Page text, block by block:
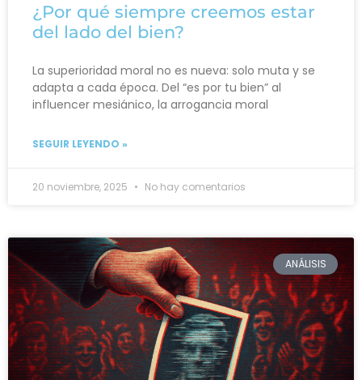
¿Por qué siempre creemos estar
del lado del bien?
La superioridad moral no es nueva: solo muta y se
adapta a cada época. Del “es por tu bien” al
influencer mesiánico, la arrogancia moral
SEGUIR LEYENDO »
20 noviembre, 2025 No hay comentarios
ANÁLISIS